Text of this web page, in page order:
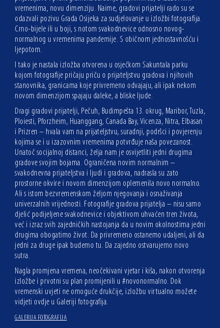
vremenima, novu dimenziju. Naime, gradovi prijatelji rado su se
odazvali pozivu Grada Osijeka za sudjelovanje u izložbi fotografija.
Crno-bijele ili u boji, s notom svakodnevice odnosno novog-
normalnog u vremenima pandemije. S običnom jednostavnošću i
ljepotom.
I tako je nastala izložba otvorena u osječkom Sakuntala parku
kojom fotografije pričaju priču o prijateljstvu gradova i njihovih
stanovnika, granicama koje privremeno odvajaju, ali ipak nekom
novom dimenzijom spajaju daleke, a bliske ljude.
Dragi gradovi prijatelji, Pečuh, Budimpešta 13. okrug, Maribor, Tuzla,
Ploiesti, Pforzheim, Huanggang, Canada Bay, Vicenza, Nitra, Elbasan
i Prizren – hvala vam na prijateljstvu, suradnji, podršci i povjerenju
kojima se i u izazovnim vremenima potvrđuje naša povezanost.
Unatoč socijalnoj distanci, želja nam je osvijetliti jedni drugima
gradove svojim bojama. Ograničena novim normalnim –
svakodnevna prijateljstva i ljudi i gradova, nadrasla su zato
prostorne okvire i novom dimenzijom oplemenila novo normalno.
Ali s istom bezvremenskom željom njegovanja i osnaživanja
univerzalnih vrijednosti. Fotografije gradova prijatelja – nisu samo
djelić podijeljene svakodnevice i objektivom uhvaćen tren života,
već i izraz svih zajedničkih nastojanja da u novim okolnostima jedni
drugima obogatimo život. Da privremeno ostanemo udaljeni, ali da
jedni za druge ipak budemo tu. Da zajedno ostvarujemo novo
sutra.
Nagla promjena vremena, neočekivani vjetar i kiša, nakon otvorenja
izložbe i prvotni su plan promijenili u #novonormalno. Dok
vremenski uvjeti ne omoguće drukčije, izložbu virtualno možete
vidjeti ovdje u Galeriji fotografija.
GALERIJA FOTOGRAFIJA